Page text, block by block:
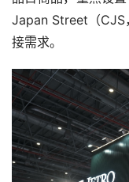
Japan Street（CJS
接需求。